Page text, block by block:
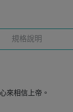
規格說明
來相信上帝。